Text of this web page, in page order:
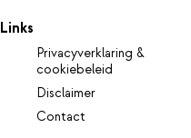
Links
Privacyverklaring &
cookiebeleid
Disclaimer
Contact